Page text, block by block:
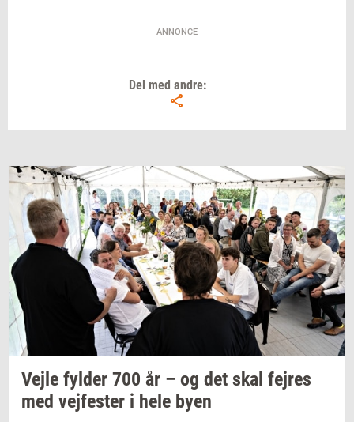
ANNONCE
Del med andre:
Vejle fyl­der 700 år – og det skal fejres
med vej­fe­ster i hele byen